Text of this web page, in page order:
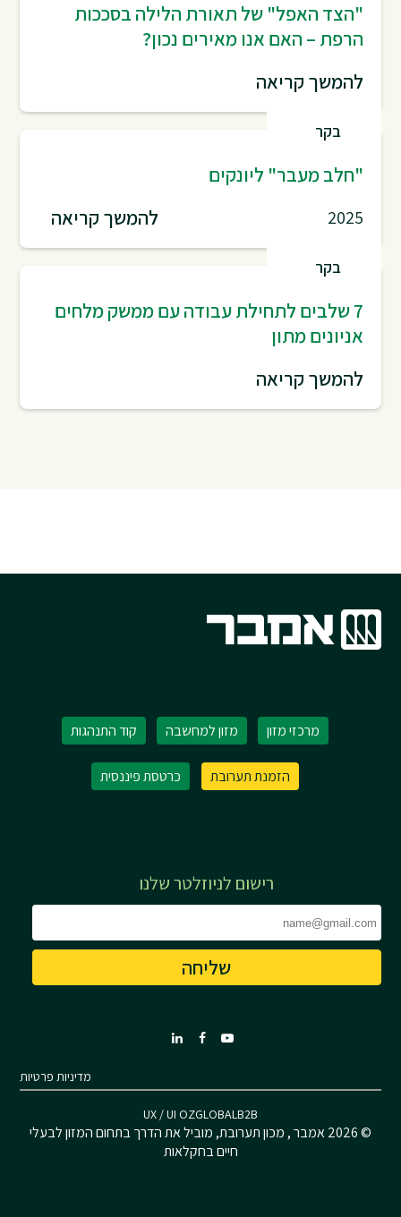
"הצד האפל" של תאורת הלילה בסככות
הרפת – האם אנו מאירים נכון?
להמשך קריאה
בקר
"חלב מעבר" ליונקים
2025 להמשך קריאה
בקר
7 שלבים לתחילת עבודה עם ממשק מלחים
אניונים מתון
להמשך קריאה
מרכזי מזון מזון למחשבה קוד התנהגות
הזמנת תערובת כרטסת פיננסית
רישום לניוזלטר שלנו
מדיניות פרטיות
UX / UI OZGLOBALB2B
© 2026 אמבר , מכון תערובת, מוביל את הדרך בתחום המזון לבעלי
חיים בחקלאות